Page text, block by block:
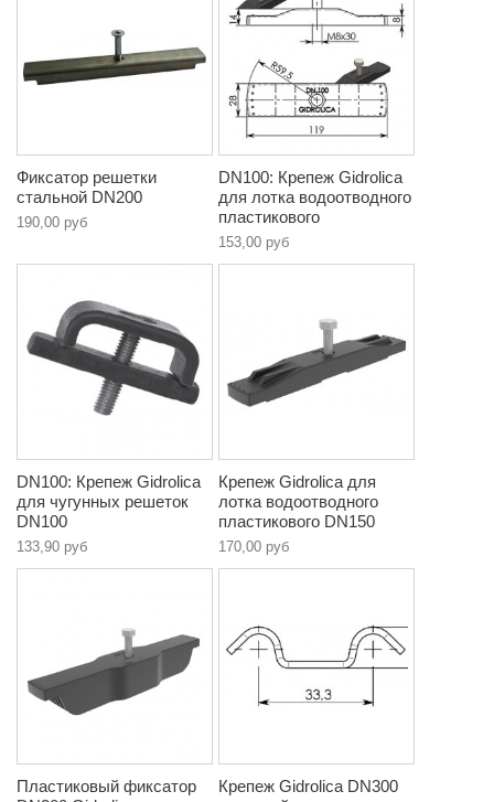
Фиксатор решетки
стальной DN200
190,00 руб
DN100: Крепеж Gidrolica
для лотка водоотводного
пластикового
153,00 руб
DN100: Крепеж Gidrolica
для чугунных решеток
DN100
133,90 руб
Крепеж Gidrolica для
лотка водоотводного
пластикового DN150
170,00 руб
Пластиковый фиксатор
Крепеж Gidrolica DN300